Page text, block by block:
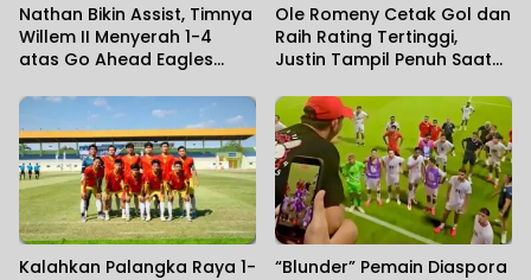
Nathan Bikin Assist, Timnya
Willem II Menyerah 1-4
atas Go Ahead Eagles
James
Ole Romeny Cetak Gol dan
Raih Rating Tertinggi,
Justin Tampil Penuh Saat
2-2
Kalahkan Palangka Raya 1-
“Blunder” Pemain Diaspora